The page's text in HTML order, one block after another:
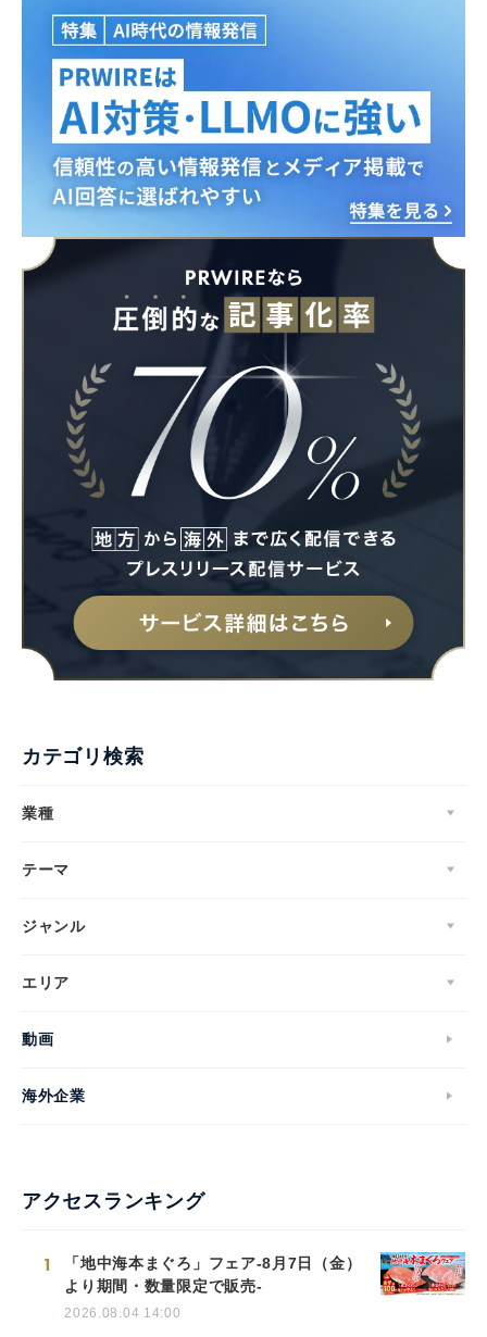
カテゴリ検索
業種
テーマ
ジャンル
エリア
動画
海外企業
アクセスランキング
1
「地中海本まぐろ」フェア-8月7日（金）
より期間・数量限定で販売-
2026.08.04 14:00